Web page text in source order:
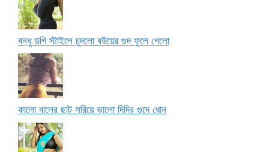
বন্ধু ডগি স্টাইলে চুদলো বউয়ের গুদ ফুলে গেলো
কালো বালের ছাট সরিয়ে ভালো দিদির গুদে ধোন